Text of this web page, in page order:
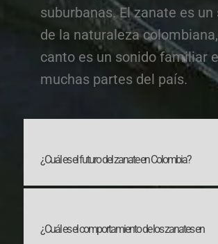
suburbanas. El zanate es
de la naturaleza
canto es un sonido familiar
muchas partes del país.
¿Cuál es el futuro del zanate en Colombia?
¿Cuál es el comportamiento de los zanates en